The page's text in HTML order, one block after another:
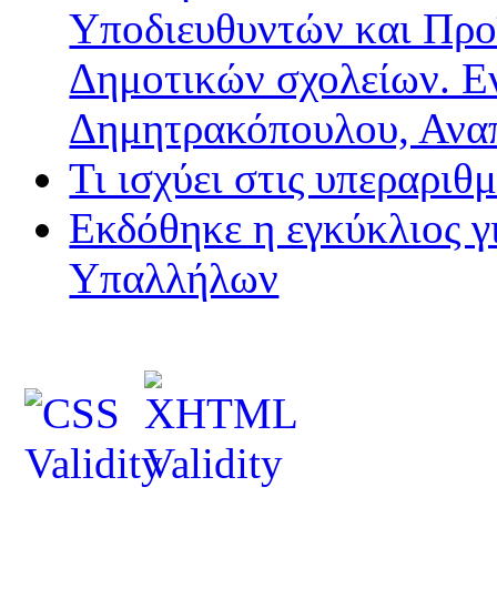
Υποδιευθυντών και
Δημοτικών σχολείων.
Δημητρακόπουλου,
Τι ισχύει στις
Εκδόθηκε η εγκύκλιος
Υπαλλήλων